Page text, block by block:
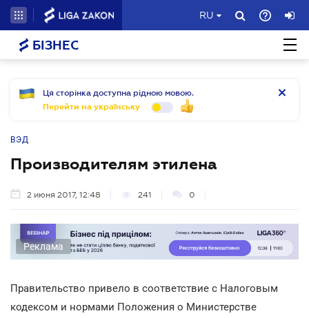
RU
БІЗНЕС
Ця сторінка доступна рідною мовою.
Перейти на українську
ВЭД
Производителям этилена
2 июня 2017, 12:48 241 0
Реклама
Правительство привело в соответствие с Налоговым
кодексом и нормами Положения о Министерстве